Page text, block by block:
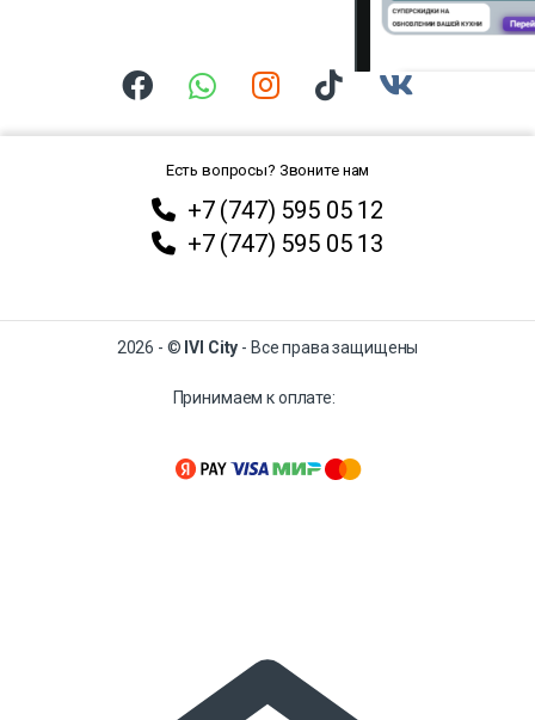
Есть вопросы? Звоните нам
+7 (747) 595 05 12
+7 (747) 595 05 13
2026 - © IVI City - Все права защищены
Принимаем к оплате: